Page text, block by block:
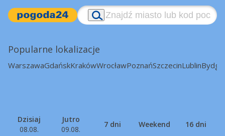
Popularne lokalizacje
WarszawaGdańskKrakówWrocławPoznańSzczecinLublin
Dzisiaj
08.08.
Jutro
09.08.
7 dni Weekend 16 dni